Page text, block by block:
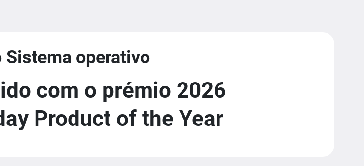
Sistema operativo
com o prémio 2026
Product of the Year